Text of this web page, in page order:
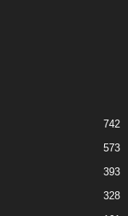
742
573
393
328